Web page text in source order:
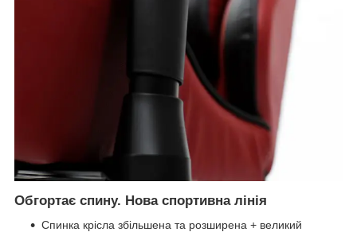
Обгортає спину. Нова спортивна лінія
Спинка крісла збільшена та розширена + великий